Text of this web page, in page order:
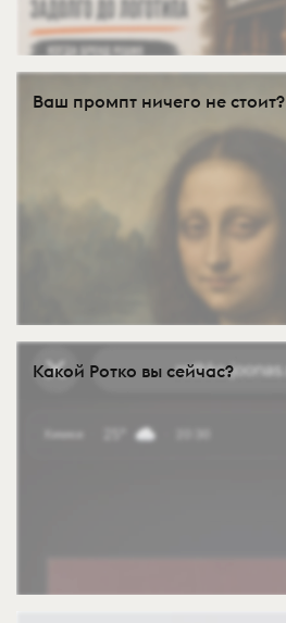
Ваш промпт ничего не стоит?
Какой Ротко вы сейчас?